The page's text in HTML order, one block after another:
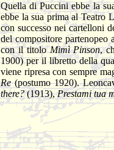
Quella di Puccini ebbe la
ebbe la sua prima al Teatro
con successo nei cartelloni
del compositore partenopeo
con il titoloMimì Pinson,
1900) per il libretto della
viene ripresa con sempre
Re(postumo 1920).
there?(1913),Prestami tua